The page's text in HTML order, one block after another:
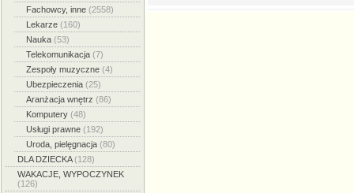
Fachowcy, inne (2558)
Lekarze (160)
Nauka (53)
Telekomunikacja (7)
Zespoły muzyczne (4)
Ubezpieczenia (25)
Aranżacja wnętrz (86)
Komputery (48)
Usługi prawne (192)
Uroda, pielęgnacja (80)
DLA DZIECKA(128)
WAKACJE, WYPOCZYNEK
(126)